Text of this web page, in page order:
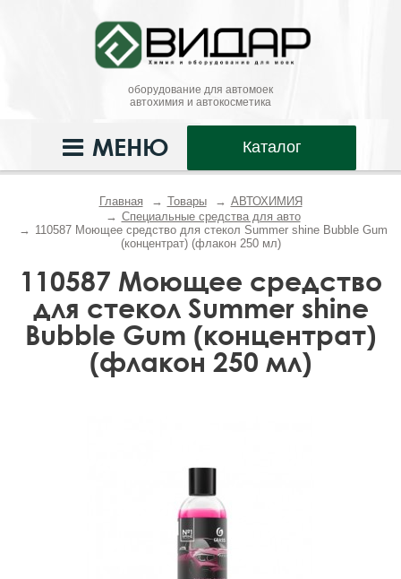
оборудование для автомоек
автохимия и автокосметика
Каталог
МЕНЮ
Главная Товары
АВТОХИМИЯ
Специальные средства для авто
110587 Моющее средство для стекол Summer shine Bubble Gum
(концентрат) (флакон 250 мл)
110587 Моющее средство
для стекол Summer shine
Bubble Gum (концентрат)
(флакон 250 мл)